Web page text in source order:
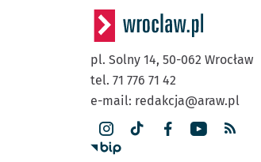
pl. Solny 14, 50-062 Wrocław
tel. 71 776 71 42
e-mail: redakcja@araw.pl